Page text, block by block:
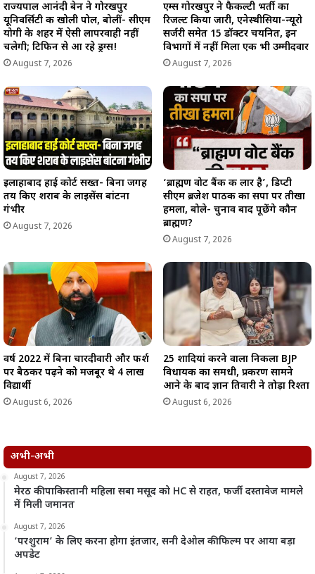
राज्यपाल आनंदी बेन ने गोरखपुर
यूनिवर्सिटी की खोली पोल, बोलीं- सीएम
योगी के शहर में ऐसी लापरवाही नहीं
चलेगी; टिफिन से आ रहे ड्रग्स!
August 7, 2026
एम्स गोरखपुर ने फैकल्टी भर्ती का
रिजल्ट किया जारी, एनेस्थीसिया-न्यूरो
सर्जरी समेत 15 डॉक्टर चयनित, इन
विभागों में नहीं मिला एक भी उम्मीदवार
August 7, 2026
इलाहाबाद हाई कोर्ट सख्त- बिना जगह
तय किए शराब के लाइसेंस बांटना
गंभीर
August 7, 2026
‘ब्राह्मण वोट बैंक की लार है’, डिप्टी
सीएम ब्रजेश पाठक का सपा पर तीखा
हमला, बोले- चुनाव बाद पूछेंगे कौन
ब्राह्मण?
August 7, 2026
वर्ष 2022 में बिना चारदीवारी और फर्श
पर बैठकर पढ़ने को मजबूर थे 4 लाख
विद्यार्थी
August 6, 2026
25 शादियां करने वाला निकला BJP
विधायक का समधी, प्रकरण सामने
आने के बाद ज्ञान तिवारी ने तोड़ा रिश्ता
August 6, 2026
अभी-अभी
August 7, 2026
मेरठ की पाकिस्तानी महिला सबा मसूद को HC से राहत, फर्जी दस्तावेज मामले
में मिली जमानत
August 7, 2026
‘परशुराम’ के लिए करना होगा इंतजार, सनी देओल की फिल्म पर आया बड़ा
अपडेट